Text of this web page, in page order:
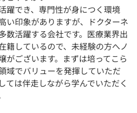
躍でき、専門性が身につく環境
い印象がありますが、ドクターネ
数活躍する会社です。医療業界出
籍しているので、未経験の方へノ
がございます。まずは培ってこら
域でバリューを発揮していただ
ては伴走しながら学んでいただく